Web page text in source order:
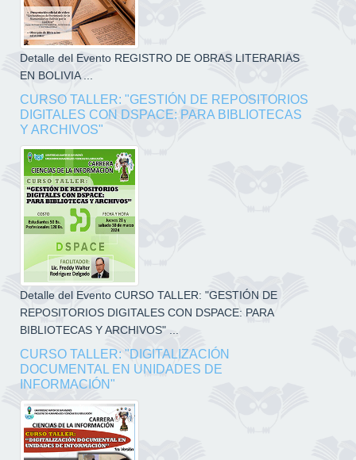
Detalle del Evento REGISTRO DE OBRAS LITERARIAS
EN BOLIVIA ...
CURSO TALLER: "GESTIÓN DE REPOSITORIOS
DIGITALES CON DSPACE: PARA BIBLIOTECAS
Y ARCHIVOS"
Detalle del Evento CURSO TALLER: "GESTIÓN DE
REPOSITORIOS DIGITALES CON DSPACE: PARA
BIBLIOTECAS Y ARCHIVOS" ...
CURSO TALLER: "DIGITALIZACIÓN
DOCUMENTAL EN UNIDADES DE
INFORMACIÓN"